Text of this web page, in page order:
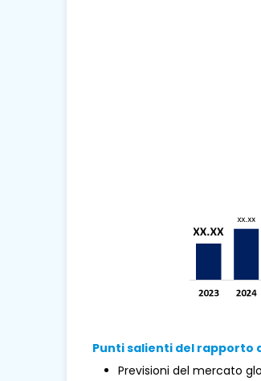
Punti salienti del rapporto
Previsioni del mercato